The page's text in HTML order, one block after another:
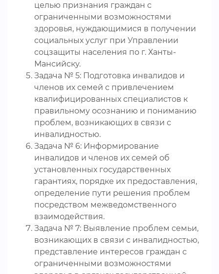
целью признания граждан с
ограниченными возможностями
здоровья, нуждающимися в получении
социальных услуг при Управлении
соцзащиты населения по г. Ханты-
Мансийску.
Задача № 5: Подготовка инвалидов и
членов их семей с привлечением
квалифицированных специалистов к
правильному осознанию и пониманию
проблем, возникающих в связи с
инвалидностью.
Задача № 6: Информирование
инвалидов и членов их семей об
установленных государственных
гарантиях, порядке их предоставления,
определение пути решения проблем
посредством межведомственного
взаимодействия.
Задача № 7: Выявление проблем семьи,
возникающих в связи с инвалидностью,
представление интересов граждан с
ограниченными возможностями